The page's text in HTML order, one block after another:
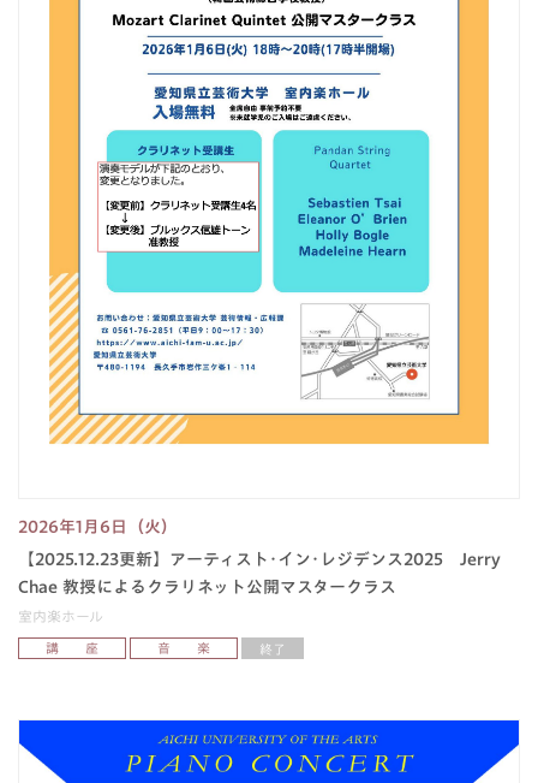
2026年1月6日（火）
【2025.12.23更新】アーティスト･イン･レジデンス2025 Jerry
Chae 教授によるクラリネット公開マスタークラス
室内楽ホール
講 座 音 楽 終了